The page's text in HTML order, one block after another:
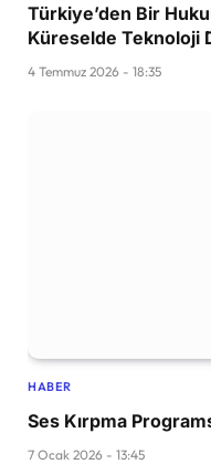
Türkiye’den Bir
Küreselde Teknoloji
4 Temmuz 2026 - 18:35
HABER
Ses Kırpma
7 Ocak 2026 - 13:45